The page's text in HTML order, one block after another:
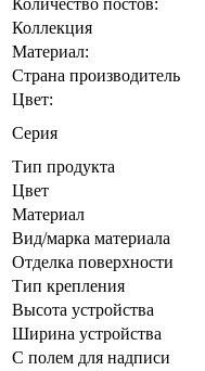
Коллекция
Материал:
Страна производитель
Цвет:
Серия
Тип продукта
Цвет
Материал
Вид/марка материала
Отделка поверхности
Тип крепления
Высота устройства
Ширина устройства
С полем для надписи